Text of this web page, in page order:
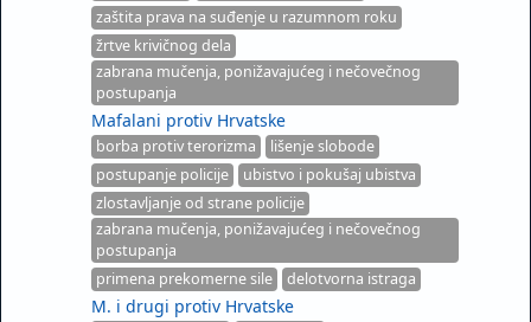
zaštita prava na suđenje u razumnom roku
žrtve krivičnog dela
zabrana mučenja, ponižavajućeg i nečovečnog
postupanja
Mafalani protiv Hrvatske
borba protiv terorizma
lišenje slobode
postupanje policije
ubistvo i pokušaj ubistva
zlostavljanje od strane policije
zabrana mučenja, ponižavajućeg i nečovečnog
postupanja
primena prekomerne sile
delotvorna istraga
M. i drugi protiv Hrvatske